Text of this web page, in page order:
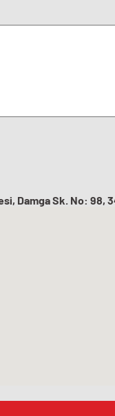
Damga Sk. No: 98,